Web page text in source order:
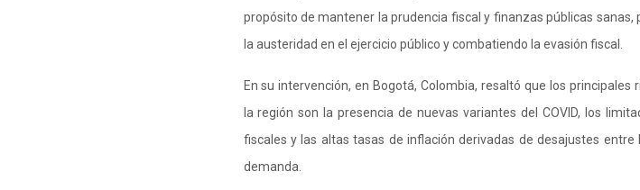
propósito de mantener la prudencia fiscal y finanzas públicas sanas,
la austeridad en el ejercicio público y combatiendo la evasión fiscal.
En su intervención, en Bogotá, Colombia, resaltó que los principales
la región son la presencia de nuevas variantes del COVID, los
fiscales y las altas tasas de inflación derivadas de desajustes entre
demanda.